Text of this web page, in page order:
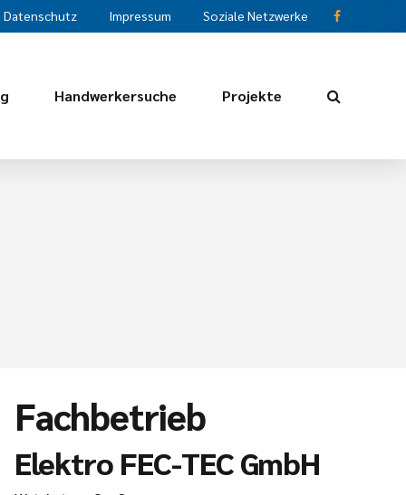
Datenschutz Impressum Soziale Netzwerke
Handwerkersuche Projekte
Fachbetrieb
Elektro FEC-TEC GmbH